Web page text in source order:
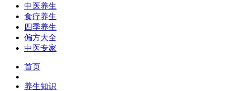
中医养生
食疗养生
四季养生
偏方大全
中医专家
首页
养生知识